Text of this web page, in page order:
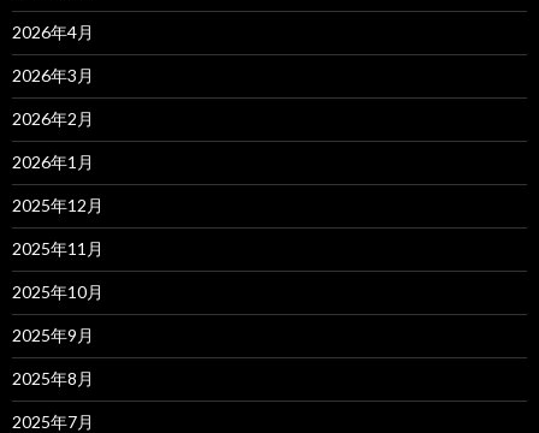
2026年4月
2026年3月
2026年2月
2026年1月
2025年12月
2025年11月
2025年10月
2025年9月
2025年8月
2025年7月